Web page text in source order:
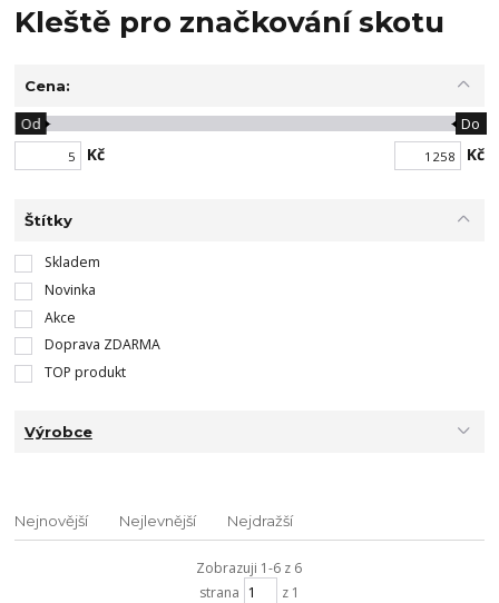
Kleště pro značkování skotu
Cena:
Kč
Od Do
Kč
Štítky
Skladem
Novinka
Akce
Doprava ZDARMA
TOP produkt
Výrobce
Nejnovější Nejlevnější Nejdražší
Zobrazuji 1-6 z 6
strana
z 1